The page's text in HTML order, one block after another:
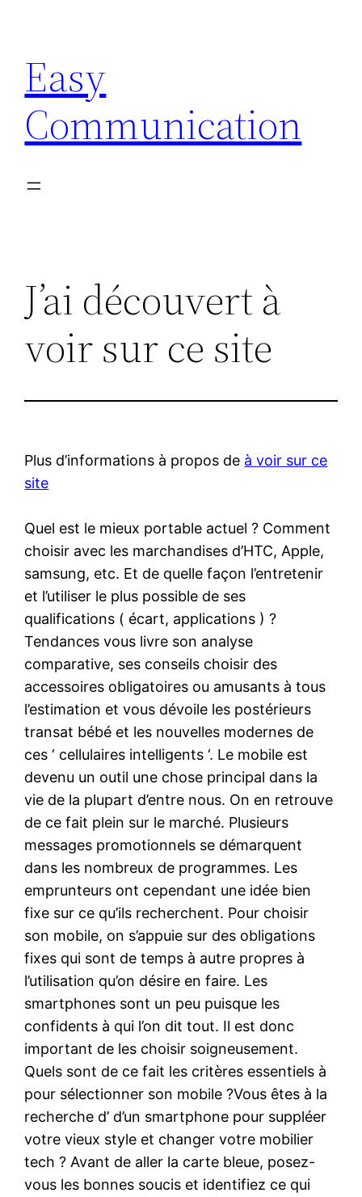
contenu
Easy
Communication
J’ai découvert à
voir sur ce site
Plus d’informations à propos de à voir sur ce
site
Quel est le mieux portable actuel ? Comment
choisir avec les marchandises d’HTC, Apple,
samsung, etc. Et de quelle façon l’entretenir
et l’utiliser le plus possible de ses
qualifications ( écart, applications ) ?
Tendances vous livre son analyse
comparative, ses conseils choisir des
accessoires obligatoires ou amusants à tous
l’estimation et vous dévoile les postérieurs
transat bébé et les nouvelles modernes de
ces ‘ cellulaires intelligents ‘. Le mobile est
devenu un outil une chose principal dans la
vie de la plupart d’entre nous. On en retrouve
de ce fait plein sur le marché. Plusieurs
messages promotionnels se démarquent
dans les nombreux de programmes. Les
emprunteurs ont cependant une idée bien
fixe sur ce qu’ils recherchent. Pour choisir
son mobile, on s’appuie sur des obligations
fixes qui sont de temps à autre propres à
l’utilisation qu’on désire en faire. Les
smartphones sont un peu puisque les
confidents à qui l’on dit tout. Il est donc
important de les choisir soigneusement.
Quels sont de ce fait les critères essentiels à
pour sélectionner son mobile ?Vous êtes à la
recherche d’ d’un smartphone pour suppléer
votre vieux style et changer votre mobilier
tech ? Avant de aller la carte bleue, posez-
vous les bonnes soucis et identifiez ce qui